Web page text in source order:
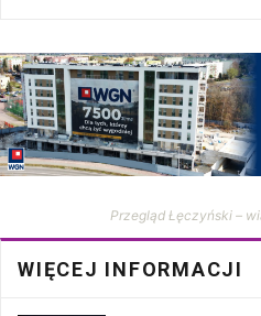
Przegląd Łęczyński –
WIĘCEJ INFORMACJI